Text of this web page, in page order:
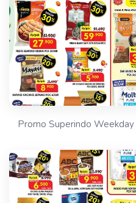
Promo Superindo